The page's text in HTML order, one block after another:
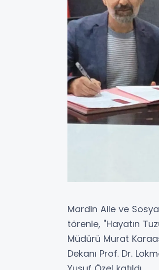
Mardin Aile ve
törenle, "Hayatın
Müdürü Murat
Dekanı Prof. Dr.